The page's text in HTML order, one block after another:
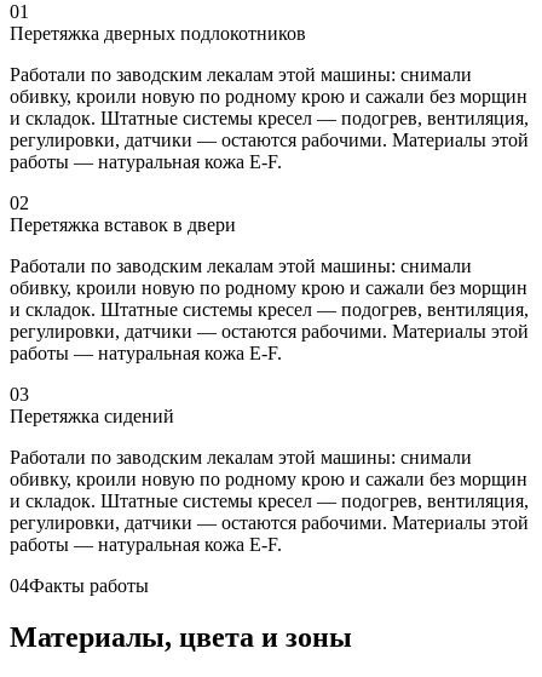
01
Перетяжка дверных подлокотников
Работали по заводским лекалам этой машины: снимали
обивку, кроили новую по родному крою и сажали без морщин
и складок. Штатные системы кресел — подогрев, вентиляция,
регулировки, датчики — остаются рабочими. Материалы этой
работы — натуральная кожа E-F.
02
Перетяжка вставок в двери
Работали по заводским лекалам этой машины: снимали
обивку, кроили новую по родному крою и сажали без морщин
и складок. Штатные системы кресел — подогрев, вентиляция,
регулировки, датчики — остаются рабочими. Материалы этой
работы — натуральная кожа E-F.
03
Перетяжка сидений
Работали по заводским лекалам этой машины: снимали
обивку, кроили новую по родному крою и сажали без морщин
и складок. Штатные системы кресел — подогрев, вентиляция,
регулировки, датчики — остаются рабочими. Материалы этой
работы — натуральная кожа E-F.
04Факты работы
Материалы, цвета и зоны